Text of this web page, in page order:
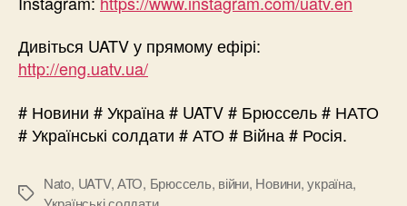
Дивіться UATV у прямому ефірі:
http://eng.uatv.ua/
# Новини # Україна # UATV # Брюссель # НАТО
# Українські солдати # АТО # Війна # Росія.
Позначки
Nato, UATV,АТО, Брюссель, війни, Новини,україна,